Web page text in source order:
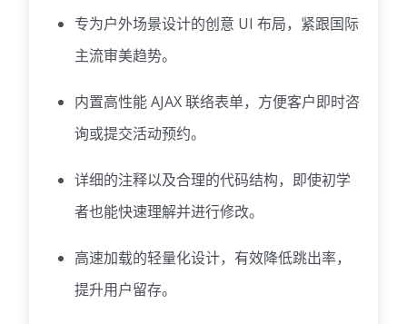
专为户外场景设计的创意 UI 布局，紧跟国际
主流审美趋势。
内置高性能 AJAX 联络表单，方便客户即时咨
询或提交活动预约。
详细的注释以及合理的代码结构，即使初学
者也能快速理解并进行修改。
高速加载的轻量化设计，有效降低跳出率，
提升用户留存。